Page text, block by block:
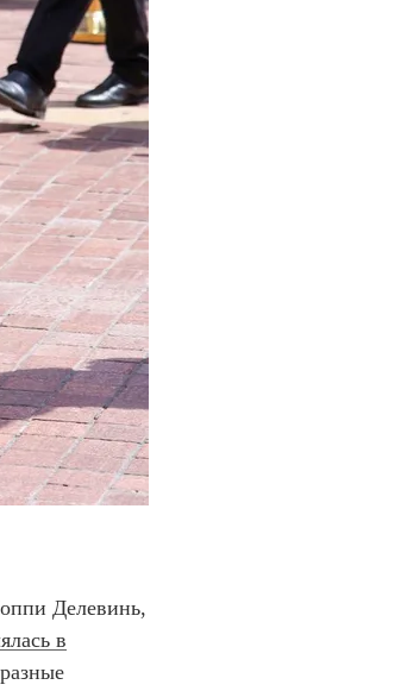
Делевинь,
в